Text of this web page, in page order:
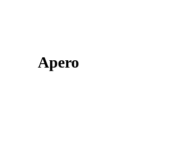
Apero